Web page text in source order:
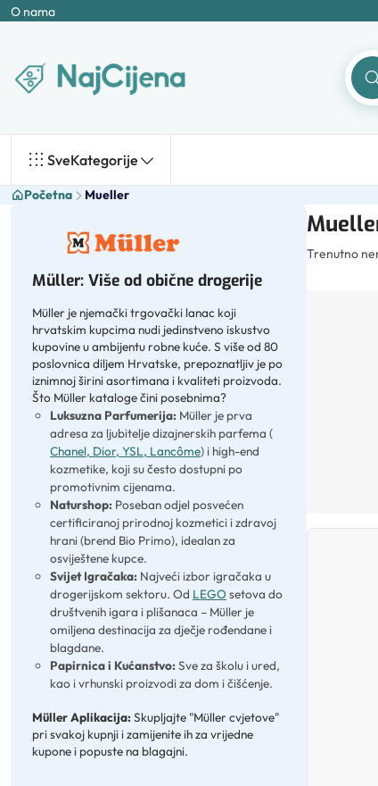
O nama
SveKategorije
Početna Mueller
Trenutno
Müller: Više od obične drogerije
Müller je njemački trgovački lanac koji
hrvatskim kupcima nudi jedinstveno iskustvo
kupovine u ambijentu robne kuće. S više od 80
poslovnica diljem Hrvatske, prepoznatljiv je po
iznimnoj širini asortimana i kvaliteti proizvoda.
Što Müller kataloge čini posebnima?
Luksuzna Parfumerija: Müller je prva
adresa za ljubitelje dizajnerskih parfema (
Chanel, Dior, YSL, Lancôme) i high-end
kozmetike, koji su često dostupni po
promotivnim cijenama.
Naturshop: Poseban odjel posvećen
certificiranoj prirodnoj kozmetici i zdravoj
hrani (brend Bio Primo), idealan za
osviještene kupce.
Svijet Igračaka: Najveći izbor igračaka u
drogerijskom sektoru. Od LEGO setova do
društvenih igara i plišanaca – Müller je
omiljena destinacija za dječje rođendane i
blagdane.
Papirnica i Kućanstvo: Sve za školu i ured,
kao i vrhunski proizvodi za dom i čišćenje.
Müller Aplikacija: Skupljajte "Müller cvjetove"
pri svakoj kupnji i zamijenite ih za vrijedne
kupone i popuste na blagajni.